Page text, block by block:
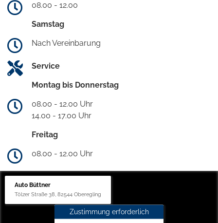
08.00 - 12.00
Samstag
Nach Vereinbarung
Service
Montag bis Donnerstag
08.00 - 12.00 Uhr
14.00 - 17.00 Uhr
Freitag
08.00 - 12.00 Uhr
Auto Büttner
Tölzer Straße 38, 82544 Oberegling
Zustimmung erforderlich